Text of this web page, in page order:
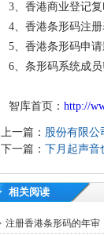
3、香港商业登记
4、香港条形码注
5、 香港条形码申
6、 条形码系统成员
智库首页： http://
上一篇： 股份有限公
下一篇： 下月起声音
相关阅读
注册香港条形码的年审